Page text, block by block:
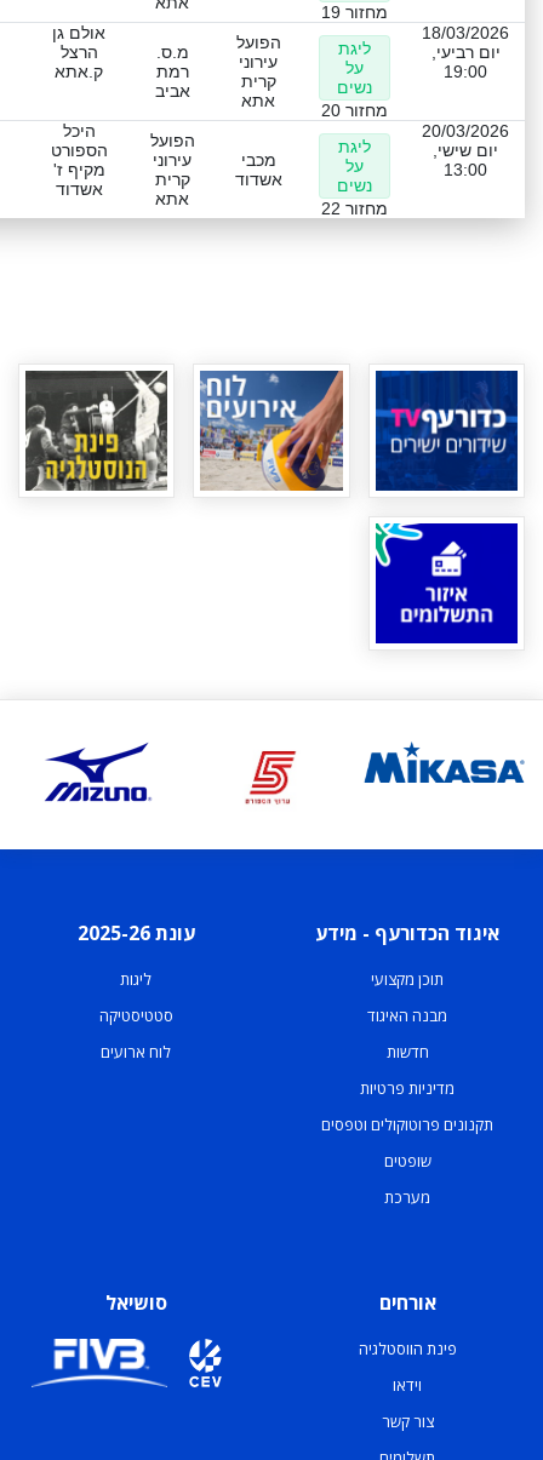
מחזור 19
18/03/2026
יום רביעי,
19:00
ליגת
על
נשים
מחזור 20
הפועל
עירוני
קרית
אתא
מ.ס.
רמת
אביב
אולם גן
הרצל
ק.אתא
20/03/2026
יום שישי,
13:00
ליגת
על
נשים
מחזור 22
מכבי
אשדוד
הפועל
עירוני
קרית
אתא
היכל
הספורט
מקיף ז'
אשדוד
איגוד הכדורעף - מידע
תוכן מקצועי
מבנה האיגוד
חדשות
מדיניות פרטיות
תקנונים פרוטוקולים וטפסים
שופטים
מערכת
עונת 2025-26
ליגות
סטטיסטיקה
לוח ארועים
אורחים
פינת הווסטלגיה
וידאו
צור קשר
סושיאל